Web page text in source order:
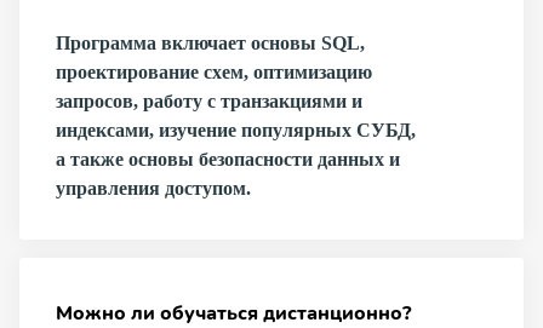
Программа включает основы SQL,
проектирование схем, оптимизацию
запросов, работу с транзакциями и
индексами, изучение популярных СУБД,
а также основы безопасности данных и
управления доступом.
Можно ли обучаться дистанционно?